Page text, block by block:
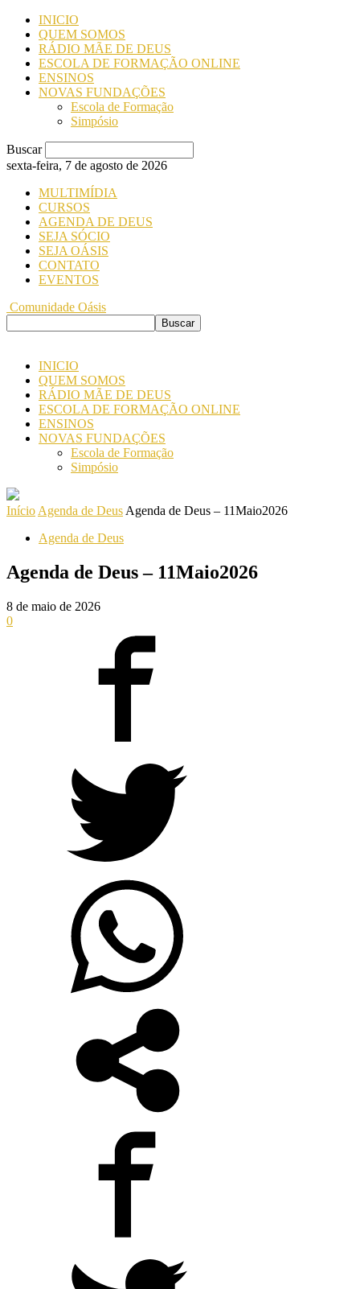
INICIO
QUEM SOMOS
RÁDIO MÃE DE DEUS
ESCOLA DE FORMAÇÃO ONLINE
ENSINOS
NOVAS FUNDAÇÕES
Escola de Formação
Simpósio
Buscar
sexta-feira, 7 de agosto de 2026
MULTIMÍDIA
CURSOS
AGENDA DE DEUS
SEJA SÓCIO
SEJA OÁSIS
CONTATO
EVENTOS
Comunidade Oásis
INICIO
QUEM SOMOS
RÁDIO MÃE DE DEUS
ESCOLA DE FORMAÇÃO ONLINE
ENSINOS
NOVAS FUNDAÇÕES
Escola de Formação
Simpósio
Início Agenda de Deus Agenda de Deus – 11Maio2026
Agenda de Deus
Agenda de Deus – 11Maio2026
8 de maio de 2026
0